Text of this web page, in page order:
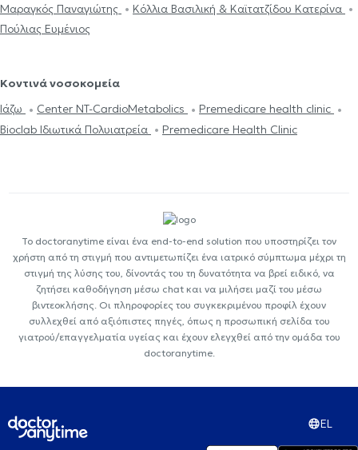
Μαραγκός Παναγιώτης
Κόλλια Βασιλική & Καϊτατζίδου Κατερίνα
Πούλιας Ευμένιος
Κοντινά νοσοκομεία
Ιάζω
Center NT-CardioMetabolics
Premedicare health clinic
Bioclab Ιδιωτικά Πολυιατρεία
Premedicare Health Clinic
Το doctoranytime είναι ένα end-to-end solution που υποστηρίζει τον
χρήστη από τη στιγμή που αντιμετωπίζει ένα ιατρικό σύμπτωμα μέχρι τη
στιγμή της λύσης του, δίνοντάς του τη δυνατότητα να βρεί ειδικό, να
ζητήσει καθοδήγηση μέσω chat και να μιλήσει μαζί του μέσω
βιντεοκλήσης. Οι πληροφορίες του συγκεκριμένου προφίλ έχουν
συλλεχθεί από αξιόπιστες πηγές, όπως η προσωπική σελίδα του
γιατρού/επαγγελματία υγείας και έχουν ελεγχθεί από την ομάδα του
doctoranytime.
EL